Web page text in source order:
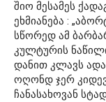
შიო მესამეს
ეხმიანება :
სწორედ ამ
კულტურის
დანით კლავს
ოღონდ ჯერ
ჩანასახოვან